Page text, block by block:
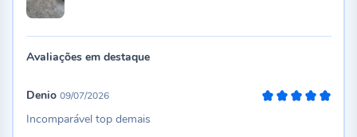
Avaliações em destaque
Denio 09/07/2026
Incomparável top demais